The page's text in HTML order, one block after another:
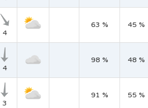
4
63 % 45 %
4
98 % 48 %
3
91 % 55 %